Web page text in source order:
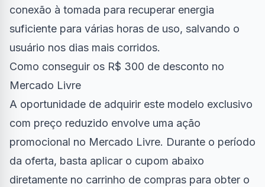
conexão à tomada para recuperar energia
suficiente para várias horas de uso, salvando o
usuário nos dias mais corridos.
Como conseguir os R$ 300 de desconto no
Mercado Livre
A oportunidade de adquirir este modelo exclusivo
com preço reduzido envolve uma ação
promocional no Mercado Livre. Durante o período
da oferta, basta aplicar o cupom abaixo
diretamente no carrinho de compras para obter o